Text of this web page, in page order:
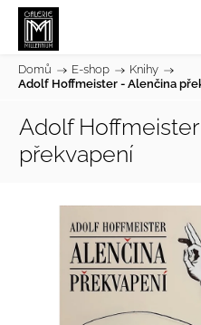
Domů / E-shop / Knihy /
Adolf Hoffmeister - Alenčina
Adolf
překvapení